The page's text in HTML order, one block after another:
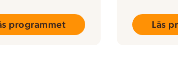
programmet Läs